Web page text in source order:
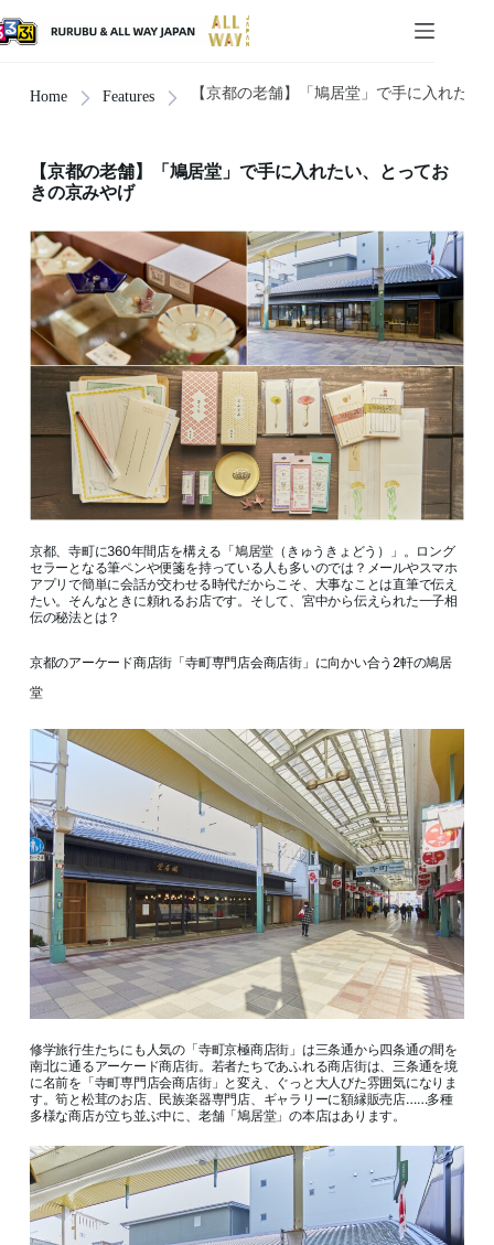
Home Features 【京都の老舗】「鳩居堂」で手に入れたい
【京都の老舗】「鳩居堂」で手に入れたい、とってお
きの京みやげ
京都、寺町に360年間店を構える「鳩居堂（きゅうきょどう）」。ロング
セラーとなる筆ペンや便箋を持っている人も多いのでは？メールやスマホ
アプリで簡単に会話が交わせる時代だからこそ、大事なことは直筆で伝え
たい。そんなときに頼れるお店です。そして、宮中から伝えられた一子相
伝の秘法とは？
京都のアーケード商店街「寺町専門店会商店街」に向かい合う2軒の鳩居
堂
修学旅行生たちにも人気の「寺町京極商店街」は三条通から四条通の間を
南北に通るアーケード商店街。若者たちであふれる商店街は、三条通を境
に名前を「寺町専門店会商店街」と変え、ぐっと大人びた雰囲気になりま
す。筍と松茸のお店、民族楽器専門店、ギャラリーに額縁販売店……多種
多様な商店が立ち並ぶ中に、老舗「鳩居堂」の本店はあります。